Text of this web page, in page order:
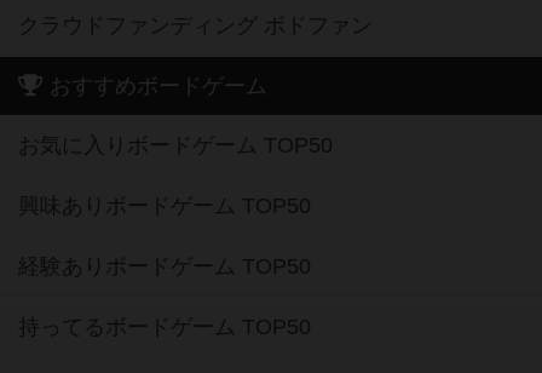
クラウドファンディング ボドファン
おすすめボードゲーム
お気に入りボードゲーム TOP50
興味ありボードゲーム TOP50
経験ありボードゲーム TOP50
持ってるボードゲーム TOP50